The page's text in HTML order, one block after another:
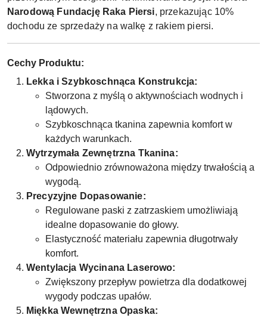
Narodową Fundację Raka Piersi, przekazując 10%
dochodu ze sprzedaży na walkę z rakiem piersi.
Cechy Produktu:
Lekka i Szybkoschnąca Konstrukcja:
Stworzona z myślą o aktywnościach wodnych i
lądowych.
Szybkoschnąca tkanina zapewnia komfort w
każdych warunkach.
Wytrzymała Zewnętrzna Tkanina:
Odpowiednio zrównoważona między trwałością a
wygodą.
Precyzyjne Dopasowanie:
Regulowane paski z zatrzaskiem umożliwiają
idealne dopasowanie do głowy.
Elastyczność materiału zapewnia długotrwały
komfort.
Wentylacja Wycinana Laserowo:
Zwiększony przepływ powietrza dla dodatkowej
wygody podczas upałów.
Miękka Wewnętrzna Opaska: